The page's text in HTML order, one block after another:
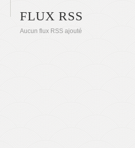
FLUX RSS
Aucun flux RSS ajouté